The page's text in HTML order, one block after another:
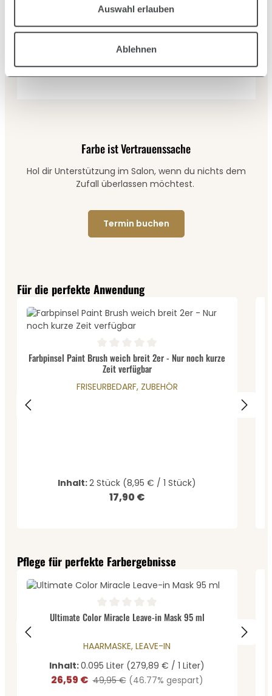
Auswahl erlauben
Ablehnen
Farbe ist Vertrauenssache
Hol dir Unterstützung im Salon, wenn du nichts dem
Zufall überlassen möchtest.
Termin buchen
Produktgalerie überspringen
Für die perfekte Anwendung
Durchschnittliche Bewertung von 0 von 5 Sternen
Farbpinsel Paint Brush weich breit 2er - Nur noch kurze
Zeit verfügbar
FRISEURBEDARF, ZUBEHÖR
Inhalt:2 Stück (8,95 € / 1 Stück)
Regulärer Preis:
17,90 €
Produktgalerie überspringen
Pflege für perfekte Farbergebnisse
Durchschnittliche Bewertung von 0 von 5 Sternen
Ultimate Color Miracle Leave-in Mask 95 ml
HAARMASKE, LEAVE-IN
Inhalt:0.095 Liter (279,89 € / 1 Liter)
Verkaufspreis:
26,59 € Regulärer Preis:
49,95 € (46.77% gespart)